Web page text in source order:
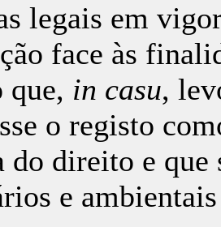
legais em
face às
que, in casu,
o registo
do direito e que
e